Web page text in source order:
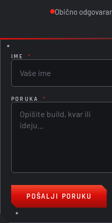
Obično
IME *
PORUKA *
POŠALJI PORUKU